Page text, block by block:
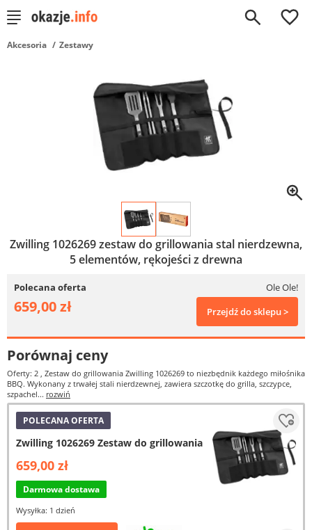
0
Akcesoria Zestawy
Zwilling 1026269 zestaw do grillowania stal nierdzewna,
5 elementów, rękojeści z drewna
Polecana oferta Ole Ole!
659,00 zł Przejdź do sklepu >
Porównaj ceny
Oferty: 2 , Zestaw do grillowania Zwilling 1026269 to niezbędnik każdego miłośnika
BBQ. Wykonany z trwałej stali nierdzewnej, zawiera szczotkę do grilla, szczypce,
szpachel... rozwiń
POLECANA OFERTA
Zwilling 1026269 Zestaw do grillowania
659,00 zł
Darmowa dostawa
Wysyłka: 1 dzień